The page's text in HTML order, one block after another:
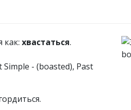
как: хвастаться.
- (boasted), Past